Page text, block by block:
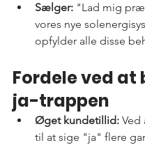
Sælger: "Lad mig
vores nye
opfylder alle disse
Fordele ved at
ja-trappen
Øget kundetillid: Ved
til at sige "ja" flere